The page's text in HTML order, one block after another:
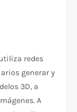
redes
generar y
3D, a
A